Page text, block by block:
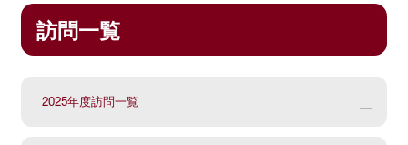
訪問一覧
2025年度訪問一覧